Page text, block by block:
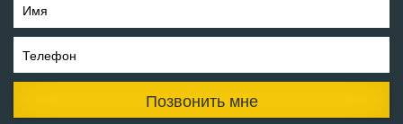
Имя
Телефон
Позвонить мне